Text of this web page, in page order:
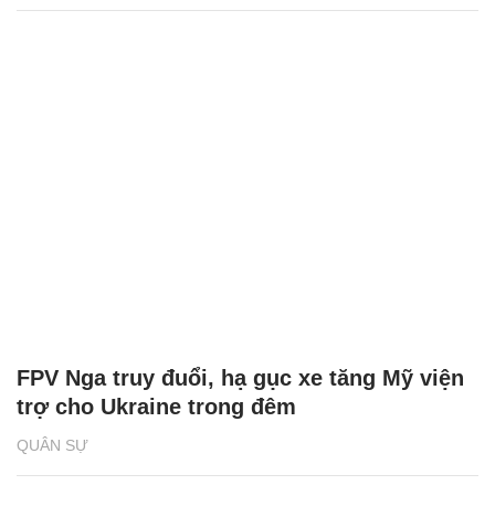
QUÂN SỰ
FPV Nga truy đuổi, hạ gục xe tăng Mỹ viện
trợ cho Ukraine trong đêm